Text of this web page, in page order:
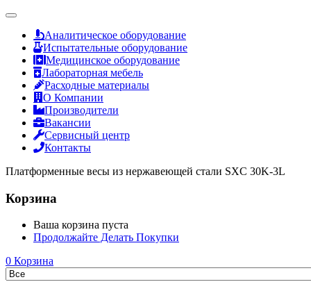
Аналитическое оборудование
Испытательные оборудование
Медицинское оборудование
Лабораторная мебель
Расходные материалы
О Компании
Производители
Вакансии
Сервисный центр
Контакты
Платформенные весы из нержавеющей стали SXC 30K-3L
Корзина
Ваша корзина пуста
Продолжайте Делать Покупки
0 Корзина